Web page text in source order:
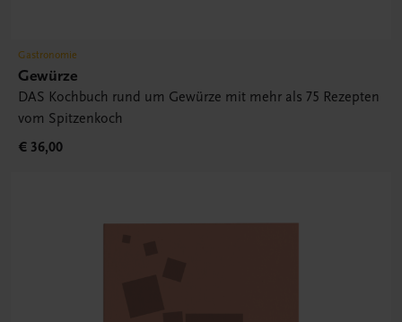
Gastronomie
Gewürze
DAS Kochbuch rund um Gewürze mit mehr als 75 Rezepten
vom Spitzenkoch
€ 36,00